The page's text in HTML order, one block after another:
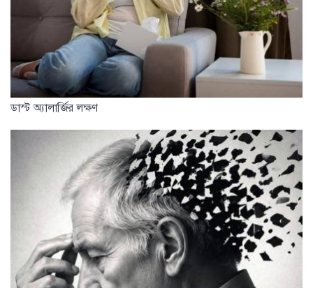
ডাস্ট অ্যালার্জির লক্ষণ